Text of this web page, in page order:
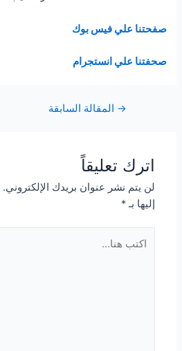
صفحتنا علي فيس بوك
صحفتنا علي انستجرام
Post
→ المقالة السابقة
اترك تعليقاً
لن يتم نشر عنوان بريدك الإلكتروني.
إليها بـ*
هنا...